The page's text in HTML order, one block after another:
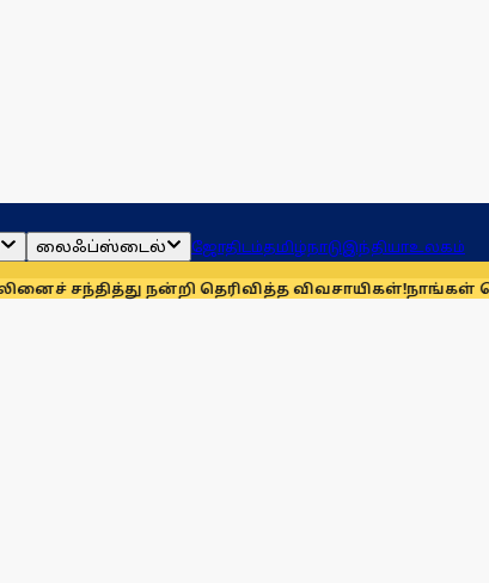
லைஃப்ஸ்டைல் ஜோதிடம்தமிழ்நாடுஇந்தியாஉலகம்
நன்றி தெரிவித்த விவசாயிகள்!நாங்கள் தொகுதி